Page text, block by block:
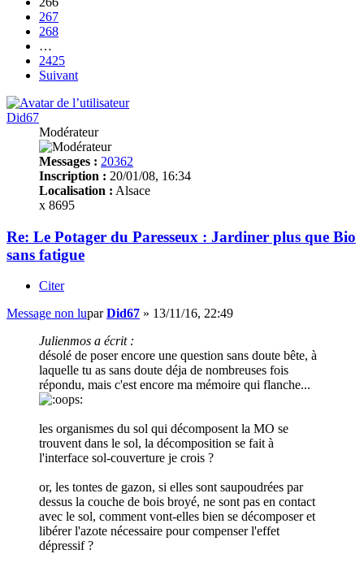
267
268
…
2425
Suivant
Did67
Modérateur
Messages : 20362
Inscription : 20/01/08, 16:34
Localisation : Alsace
x 8695
Re: Le Potager du Paresseux : Jardiner plus que Bio
sans fatigue
Citer
Message non luparDid67 » 13/11/16, 22:49
Julienmos a écrit :
désolé de poser encore une question sans doute bête, à
laquelle tu as sans doute déja de nombreuses fois
répondu, mais c'est encore ma mémoire qui flanche...
les organismes du sol qui décomposent la MO se
trouvent dans le sol, la décomposition se fait à
l'interface sol-couverture je crois ?
or, les tontes de gazon, si elles sont saupoudrées par
dessus la couche de bois broyé, ne sont pas en contact
avec le sol, comment vont-elles bien se décomposer et
libérer l'azote nécessaire pour compenser l'effet
dépressif ?